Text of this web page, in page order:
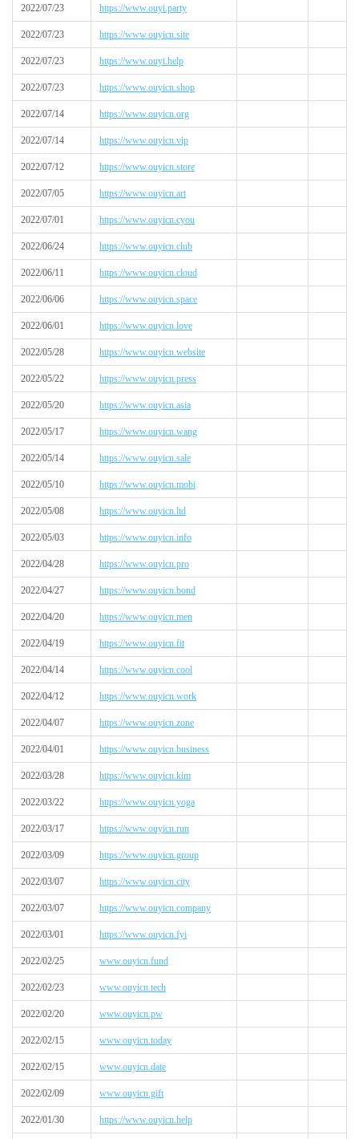
2022/07/23 https://www.ouyi.party
2022/07/23 https://www.ouyicn.site
2022/07/23 https://www.ouyi.help
2022/07/23 https://www.ouyicn.shop
2022/07/14 https://www.ouyicn.org
2022/07/14 https://www.ouyicn.vip
2022/07/12 https://www.ouyicn.store
2022/07/05 https://www.ouyicn.art
2022/07/01 https://www.ouyicn.cyou
2022/06/24 https://www.ouyicn.club
2022/06/11 https://www.ouyicn.cloud
2022/06/06 https://www.ouyicn.space
2022/06/01 https://www.ouyicn.love
2022/05/28 https://www.ouyicn.website
2022/05/22 https://www.ouyicn.press
2022/05/20 https://www.ouyicn.asia
2022/05/17 https://www.ouyicn.wang
2022/05/14 https://www.ouyicn.sale
2022/05/10 https://www.ouyicn.mobi
2022/05/08 https://www.ouyicn.ltd
2022/05/03 https://www.ouyicn.info
2022/04/28 https://www.ouyicn.pro
2022/04/27 https://www.ouyicn.bond
2022/04/20 https://www.ouyicn.men
2022/04/19 https://www.ouyicn.fit
2022/04/14 https://www.ouyicn.cool
2022/04/12 https://www.ouyicn.work
2022/04/07 https://www.ouyicn.zone
2022/04/01 https://www.ouyicn.business
2022/03/28 https://www.ouyicn.kim
2022/03/22 https://www.ouyicn.yoga
2022/03/17 https://www.ouyicn.run
2022/03/09 https://www.ouyicn.group
2022/03/07 https://www.ouyicn.city
2022/03/07 https://www.ouyicn.company
2022/03/01 https://www.ouyicn.fyi
2022/02/25 www.ouyicn.fund
2022/02/23 www.ouyicn.tech
2022/02/20 www.ouyicn.pw
2022/02/15 www.ouyicn.today
2022/02/15 www.ouyicn.date
2022/02/09 www.ouyicn.gift
2022/01/30 https://www.ouyicn.help